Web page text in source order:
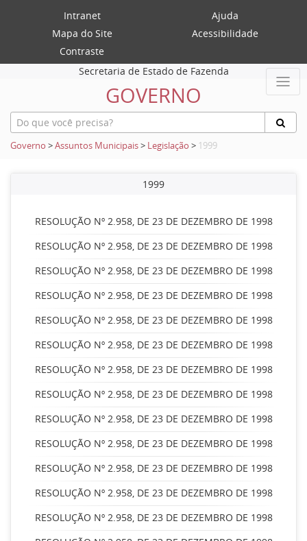
Intranet
Ajuda
Mapa do Site
Acessibilidade
Contraste
Secretaria de Estado de Fazenda
GOVERNO
Governo >Assuntos Municipais> Legislação > 1999
1999
RESOLUÇÃO Nº 2.958, DE 23 DE DEZEMBRO DE 1998
RESOLUÇÃO Nº 2.958, DE 23 DE DEZEMBRO DE 1998
RESOLUÇÃO Nº 2.958, DE 23 DE DEZEMBRO DE 1998
RESOLUÇÃO Nº 2.958, DE 23 DE DEZEMBRO DE 1998
RESOLUÇÃO Nº 2.958, DE 23 DE DEZEMBRO DE 1998
RESOLUÇÃO Nº 2.958, DE 23 DE DEZEMBRO DE 1998
RESOLUÇÃO Nº 2.958, DE 23 DE DEZEMBRO DE 1998
RESOLUÇÃO Nº 2.958, DE 23 DE DEZEMBRO DE 1998
RESOLUÇÃO Nº 2.958, DE 23 DE DEZEMBRO DE 1998
RESOLUÇÃO Nº 2.958, DE 23 DE DEZEMBRO DE 1998
RESOLUÇÃO Nº 2.958, DE 23 DE DEZEMBRO DE 1998
RESOLUÇÃO Nº 2.958, DE 23 DE DEZEMBRO DE 1998
RESOLUÇÃO Nº 2.958, DE 23 DE DEZEMBRO DE 1998